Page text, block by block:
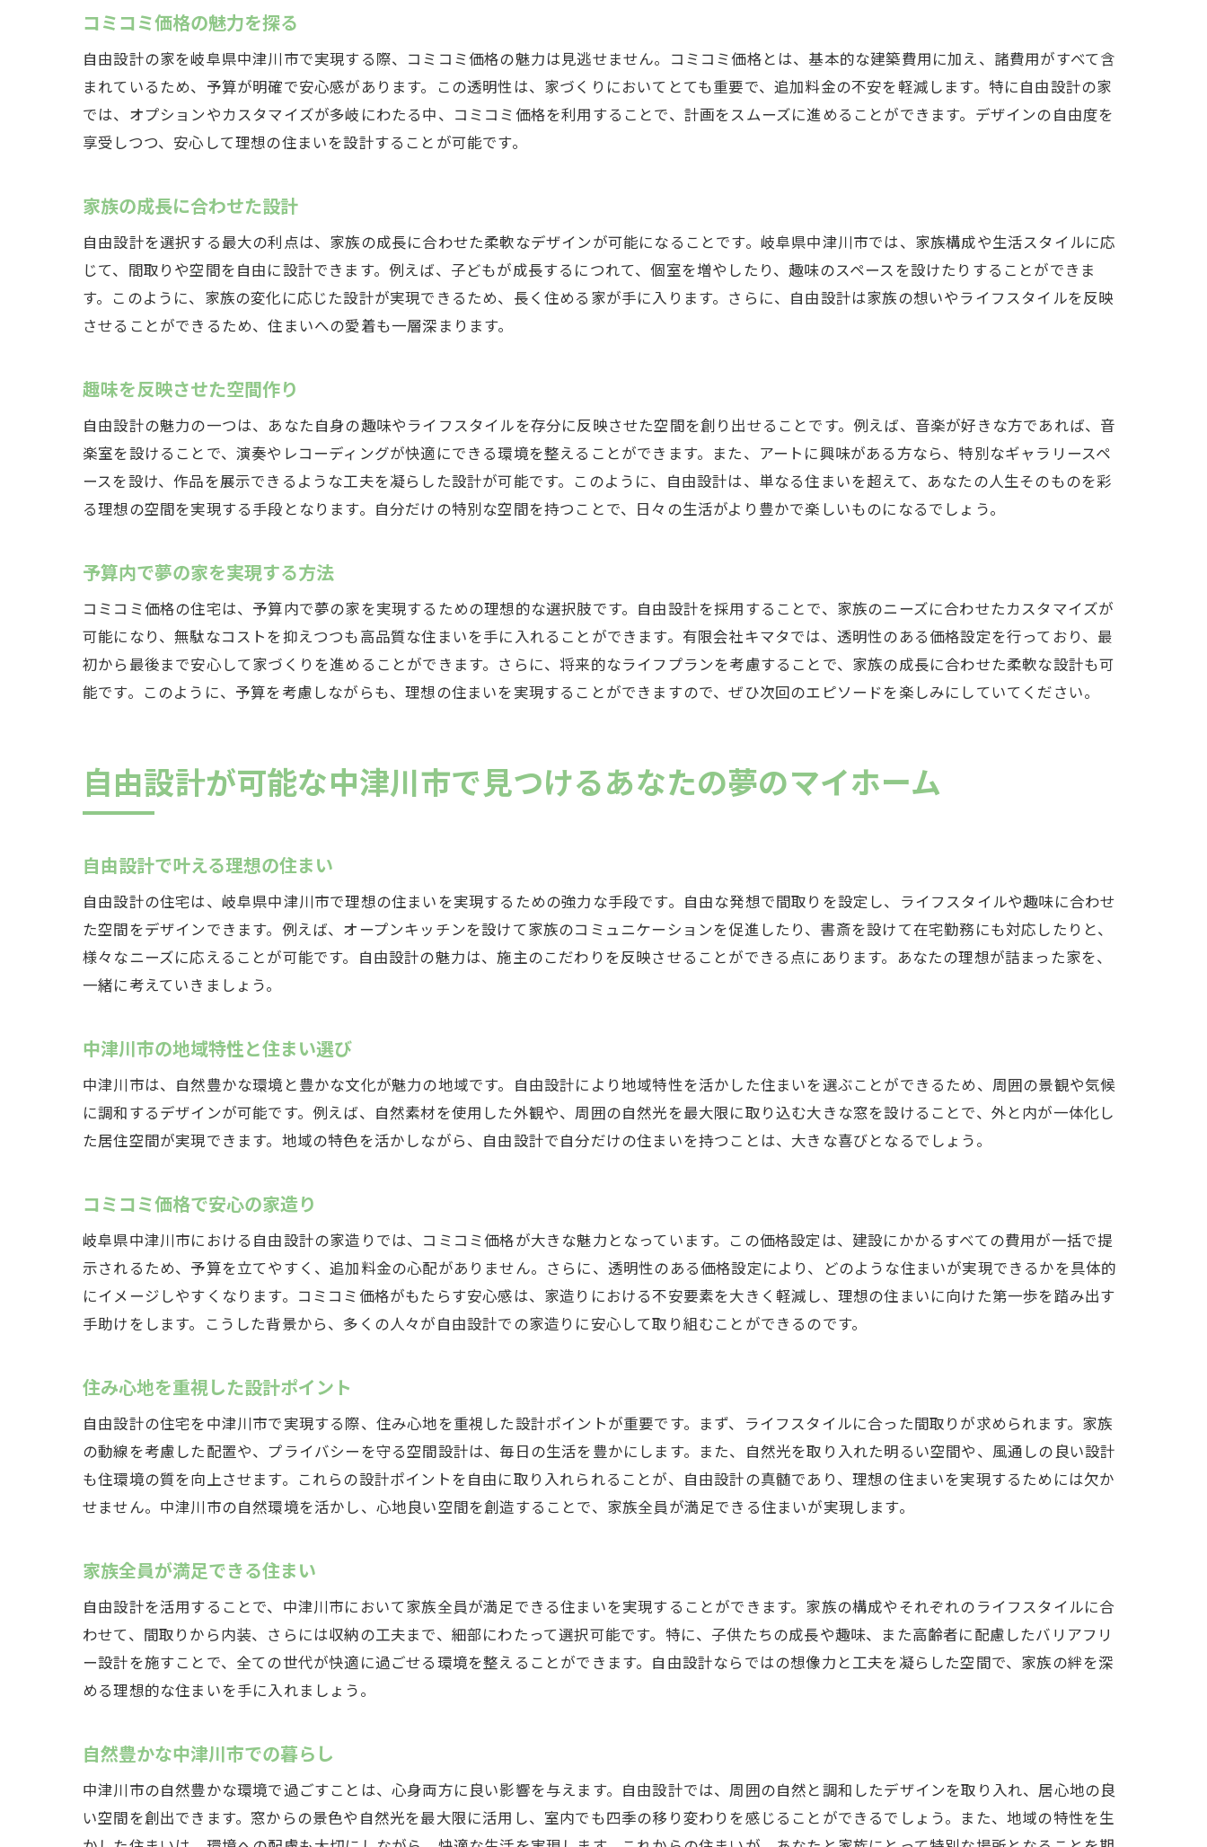
自由設計のメリットを探る
中津川市の魅力を活かした家造り
コミコミ価格で予算内に収まる家
家族のニーズに合わせた設計
自由設計の家がもたらす快適な暮らし岐阜県中津川市での住まいづくり
自由設計で快適な空間作り
中津川市での自然豊かな暮らし
将来を見据えた住まいのデザイン
予算内で夢の家を実現中津川市での自由設計の魅力
コミコミ価格で叶える夢の住まい
予算内で快適な住まいを実現
将来を見据えた設計のポイント
自由設計で作る理想の住まい岐阜県中津川市での新しい生活の始まり
コミコミ価格で安心の家造り
中津川市で叶える自分だけの家自由設計とコミコミ価格の魅力
自由設計で叶える理想の住まい
中津川市の魅力を活かした家造り
将来を見据えた設計のポイント
コミコミ価格の魅力を探る
自由設計の家を岐阜県中津川市で実現する際、コミコミ価格の魅力は見逃せません。コミコミ価格とは、基本的な建築費用に加え、諸費用がすべて含
まれているため、予算が明確で安心感があります。この透明性は、家づくりにおいてとても重要で、追加料金の不安を軽減します。特に自由設計の家
では、オプションやカスタマイズが多岐にわたる中、コミコミ価格を利用することで、計画をスムーズに進めることができます。デザインの自由度を
享受しつつ、安心して理想の住まいを設計することが可能です。
家族の成長に合わせた設計
自由設計を選択する最大の利点は、家族の成長に合わせた柔軟なデザインが可能になることです。岐阜県中津川市では、家族構成や生活スタイルに応
じて、間取りや空間を自由に設計できます。例えば、子どもが成長するにつれて、個室を増やしたり、趣味のスペースを設けたりすることができま
す。このように、家族の変化に応じた設計が実現できるため、長く住める家が手に入ります。さらに、自由設計は家族の想いやライフスタイルを反映
させることができるため、住まいへの愛着も一層深まります。
趣味を反映させた空間作り
自由設計の魅力の一つは、あなた自身の趣味やライフスタイルを存分に反映させた空間を創り出せることです。例えば、音楽が好きな方であれば、音
楽室を設けることで、演奏やレコーディングが快適にできる環境を整えることができます。また、アートに興味がある方なら、特別なギャラリースペ
ースを設け、作品を展示できるような工夫を凝らした設計が可能です。このように、自由設計は、単なる住まいを超えて、あなたの人生そのものを彩
る理想の空間を実現する手段となります。自分だけの特別な空間を持つことで、日々の生活がより豊かで楽しいものになるでしょう。
予算内で夢の家を実現する方法
コミコミ価格の住宅は、予算内で夢の家を実現するための理想的な選択肢です。自由設計を採用することで、家族のニーズに合わせたカスタマイズが
可能になり、無駄なコストを抑えつつも高品質な住まいを手に入れることができます。有限会社キマタでは、透明性のある価格設定を行っており、最
初から最後まで安心して家づくりを進めることができます。さらに、将来的なライフプランを考慮することで、家族の成長に合わせた柔軟な設計も可
能です。このように、予算を考慮しながらも、理想の住まいを実現することができますので、ぜひ次回のエピソードを楽しみにしていてください。
自由設計が可能な中津川市で見つけるあなたの夢のマイホーム
自由設計で叶える理想の住まい
自由設計の住宅は、岐阜県中津川市で理想の住まいを実現するための強力な手段です。自由な発想で間取りを設定し、ライフスタイルや趣味に合わせ
た空間をデザインできます。例えば、オープンキッチンを設けて家族のコミュニケーションを促進したり、書斎を設けて在宅勤務にも対応したりと、
様々なニーズに応えることが可能です。自由設計の魅力は、施主のこだわりを反映させることができる点にあります。あなたの理想が詰まった家を、
一緒に考えていきましょう。
中津川市の地域特性と住まい選び
中津川市は、自然豊かな環境と豊かな文化が魅力の地域です。自由設計により地域特性を活かした住まいを選ぶことができるため、周囲の景観や気候
に調和するデザインが可能です。例えば、自然素材を使用した外観や、周囲の自然光を最大限に取り込む大きな窓を設けることで、外と内が一体化し
た居住空間が実現できます。地域の特色を活かしながら、自由設計で自分だけの住まいを持つことは、大きな喜びとなるでしょう。
コミコミ価格で安心の家造り
岐阜県中津川市における自由設計の家造りでは、コミコミ価格が大きな魅力となっています。この価格設定は、建設にかかるすべての費用が一括で提
示されるため、予算を立てやすく、追加料金の心配がありません。さらに、透明性のある価格設定により、どのような住まいが実現できるかを具体的
にイメージしやすくなります。コミコミ価格がもたらす安心感は、家造りにおける不安要素を大きく軽減し、理想の住まいに向けた第一歩を踏み出す
手助けをします。こうした背景から、多くの人々が自由設計での家造りに安心して取り組むことができるのです。
住み心地を重視した設計ポイント
自由設計の住宅を中津川市で実現する際、住み心地を重視した設計ポイントが重要です。まず、ライフスタイルに合った間取りが求められます。家族
の動線を考慮した配置や、プライバシーを守る空間設計は、毎日の生活を豊かにします。また、自然光を取り入れた明るい空間や、風通しの良い設計
も住環境の質を向上させます。これらの設計ポイントを自由に取り入れられることが、自由設計の真髄であり、理想の住まいを実現するためには欠か
せません。中津川市の自然環境を活かし、心地良い空間を創造することで、家族全員が満足できる住まいが実現します。
家族全員が満足できる住まい
自由設計を活用することで、中津川市において家族全員が満足できる住まいを実現することができます。家族の構成やそれぞれのライフスタイルに合
わせて、間取りから内装、さらには収納の工夫まで、細部にわたって選択可能です。特に、子供たちの成長や趣味、また高齢者に配慮したバリアフリ
ー設計を施すことで、全ての世代が快適に過ごせる環境を整えることができます。自由設計ならではの想像力と工夫を凝らした空間で、家族の絆を深
める理想的な住まいを手に入れましょう。
自然豊かな中津川市での暮らし
中津川市の自然豊かな環境で過ごすことは、心身両方に良い影響を与えます。自由設計では、周囲の自然と調和したデザインを取り入れ、居心地の良
い空間を創出できます。窓からの景色や自然光を最大限に活用し、室内でも四季の移り変わりを感じることができるでしょう。また、地域の特性を生